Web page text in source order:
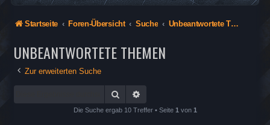
Startseite Foren-Übersicht Suche Unbeantwortete Themen
UNBEANTWORTETE THEMEN
Zur erweiterten Suche
Suche
Die Suche ergab 10 Treffer • Seite 1 von 1